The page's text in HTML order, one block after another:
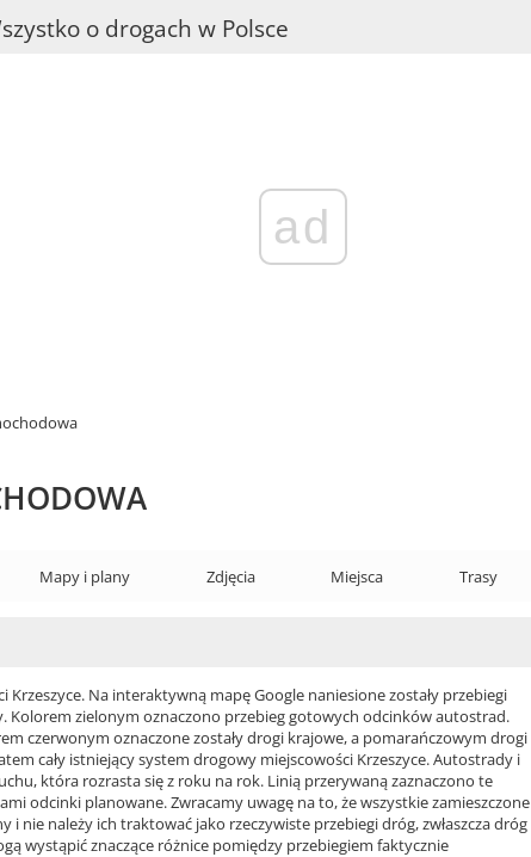
o drogach w Polsce
ad
Mapy i plany Zdjęcia Miejsca Trasy
Na interaktywną mapę Google naniesione zostały przebiegi
Kolorem zielonym oznaczono przebieg gotowych odcinków autostrad.
czerwonym oznaczone zostały drogi krajowe, a pomarańczowym drogi
cały istniejący system drogowy miejscowości Krzeszyce. Autostrady i
która rozrasta się z roku na rok. Linią przerywaną zaznaczono te
odcinki planowane. Zwracamy uwagę na to, że wszystkie zamieszczone
i nie należy ich traktować jako rzeczywiste przebiegi dróg, zwłaszcza dróg
wystąpić znaczące różnice pomiędzy przebiegiem faktycznie